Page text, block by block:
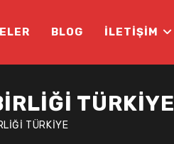
BLOG İLETIŞIM
TÜRKIYE
TÜRKIYE